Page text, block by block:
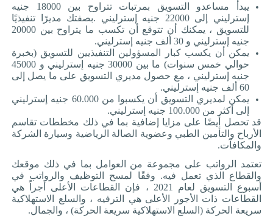
يبدأ مساعدو التسويق بمرتبات تتراوح بين 18000 جنيه
إسترليني إلى 22000 جنيه إسترليني
.بصفتك مديرًا تنفيذيًا
للتسويق ، يمكنك أن تتوقع أن تكسب ما يتراوح بين 20000
جنيه إسترليني و 30 ألف جنيه إسترليني
.
يمكن أن يكسب كبار المسؤولين التنفيذيين للتسويق (بخبرة
حوالي خمس سنوات) ما بين 30000 جنيه إسترليني و 45000
جنيه إسترليني ، مع حصول مديري التسويق على ما يصل إلى
60 ألف جنيه إسترليني
.
يمكن لمديري التسويق أن يكسبوا من 60.000 جنيه إسترليني
إلى أكثر من 100.000 جنيه إسترليني
.
قد تحصل أيضًا على مزايا إضافية بما في ذلك مخططات تقاسم
الأرباح والتأمين الطبي وعضوية الصالة الرياضية وسيارة الشركة
والمكافآت.
تعتمد الرواتب على مجموعة من العوامل بما في ذلك موقعك
والقطاع الذي تعمل فيه. وفقًا
لمسح التوظيف والرواتب في
أسبوع التسويق لعام 2021
، فإن القطاعات الأعلى أجراً هي
القطاعات ذات الأجور الأعلى هي الترفيه ، والسلع الاستهلاكية
سريعة الحركة (السلع الاستهلاكية سريعة الحركة) ، والجمال.